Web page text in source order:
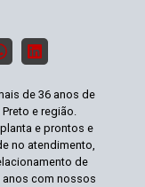
de 36 anos de
e região.
e prontos e
no atendimento,
de
com nossos